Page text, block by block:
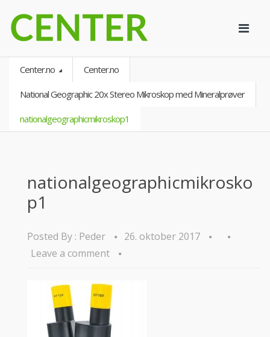
Center.no Center.no
National Geographic 20x Stereo Mikroskop med Mineralprøver
nationalgeographicmikroskop1
nationalgeographicmikrosko
p1
Posted By : Peder
26. oktober 2017
Leave a comment